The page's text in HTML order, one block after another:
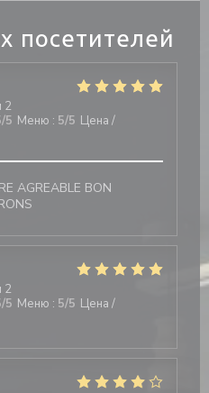
посетителей
2
/5 Меню : 5/5 Цена /
AGREABLE BON
2
/5 Меню : 5/5 Цена /